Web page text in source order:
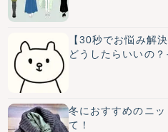
【30秒でお悩み解
どうしたらいいの？
冬におすすめのニ
て！